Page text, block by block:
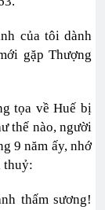
của tôi dành
gặp Thượng
tọa về Huế bị
thế nào, người
9 năm ấy, nhớ
thuỷ:
thấm sương!